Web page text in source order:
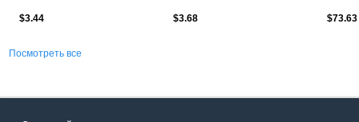
$3.44
$3.68
$73.63
Посмотреть все